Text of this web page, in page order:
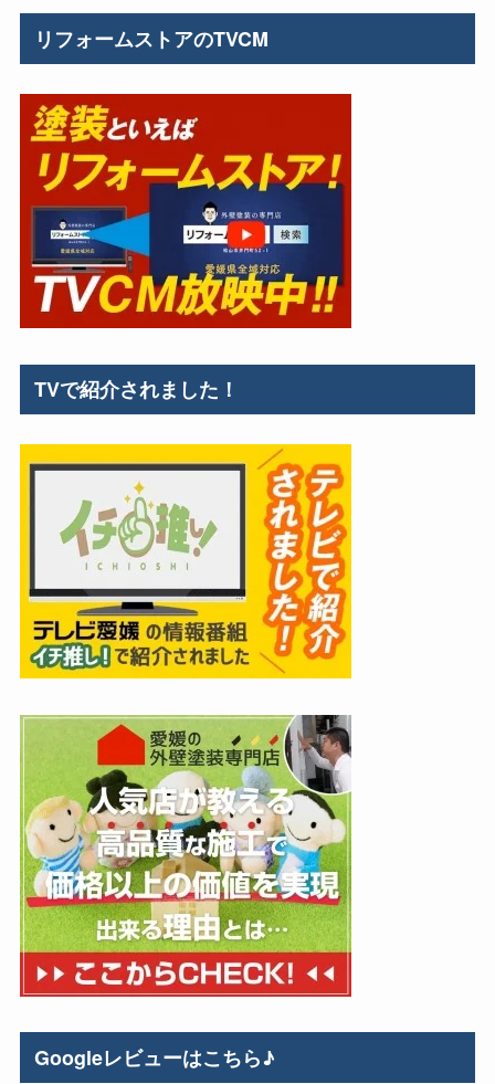
リフォームストアのTVCM
TVで紹介されました！
Googleレビューはこちら♪